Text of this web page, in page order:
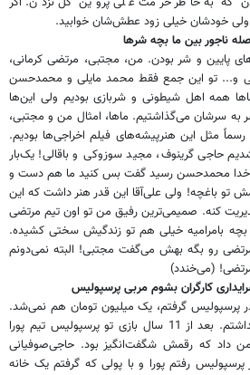
ناجور بین ما بچه شرها
پایین و شر بودن. من، مجتبی، مرتضی کرمانی،
و... تو این جمع فقط محمد مایلی و محمدحسن
همه اهل شیطونی و شربازی بودیم ولی این‌ها
سرشان می‌گذاشتیم. ما‌ها، امثال من و مجتبی،
رسماً مثل این هنرپیشه‌های فیلم اخراجی‌ها بودیم.
حاجی گرینوف، مجید سوزوکی و باقالی! یک‌بار
خدا محمدحسن رسید گفت بس کنید ما هم دست و
تو باغچه! ولی علی‌آقا این قدر هنر داشت که این
کنه. صمیمی‌ترین رفیق من تو اون تیم مرتضی
بچه بامرامیه خیلی هم تو زندگیش سختی کشیده.
رو بگه بهش می‌گفت مجتبی! البته نمی‌دونم
(‌می‌خندد)
کارگران بشوم مربی پرسپولیس
من برای 11 سال در پرسپولیس گرفتم، یک میلیون تومان هم نمی‌شد.
من هم خیلی زندگی آنچنانی نداشتم. بعد از 11 سال بازی تو پرسپولیس تیم پورا
به من داد که رقمش شگفت‌انگیز بود. حاجی‌صوفیانی
رفتم پورا و با پولی که گرفتم یک خانه